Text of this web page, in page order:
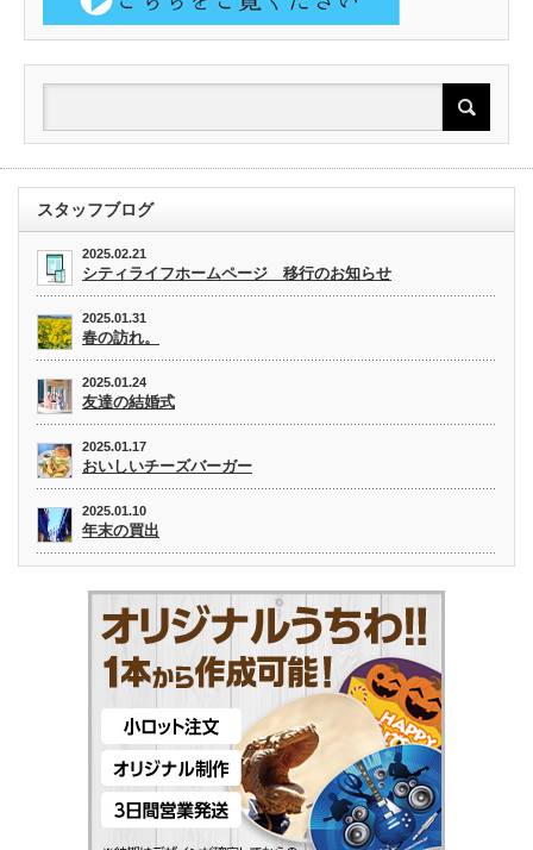
スタッフブログ
2025.02.21
シティライフホームページ 移行のお知らせ
2025.01.31
春の訪れ。
2025.01.24
友達の結婚式
2025.01.17
おいしいチーズバーガー
2025.01.10
年末の買出